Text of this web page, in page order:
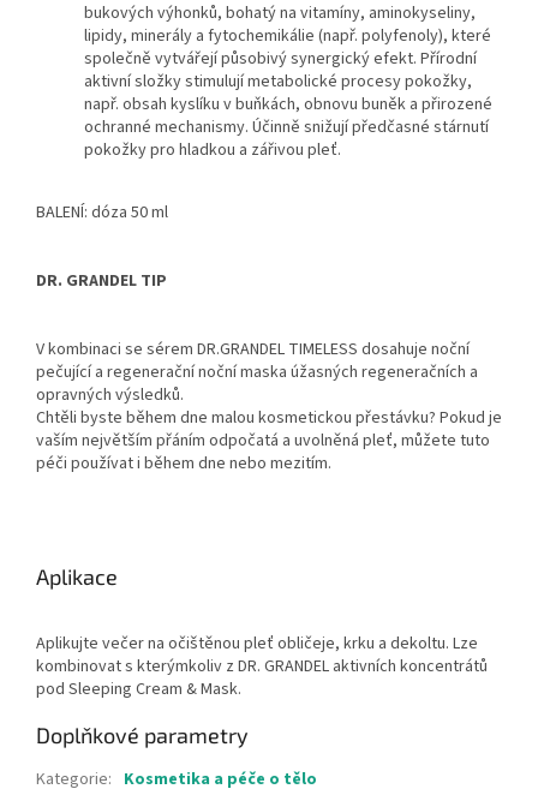
bukových výhonků, bohatý na vitamíny, aminokyseliny,
lipidy, minerály a fytochemikálie (např. polyfenoly), které
společně vytvářejí působivý synergický efekt. Přírodní
aktivní složky stimulují metabolické procesy pokožky,
např. obsah kyslíku v buňkách, obnovu buněk a přirozené
ochranné mechanismy. Účinně snižují předčasné stárnutí
pokožky pro hladkou a zářivou pleť.
BALENÍ: dóza 50 ml
DR. GRANDEL TIP
V kombinaci se sérem DR.GRANDEL TIMELESS dosahuje noční
pečující a regenerační noční maska úžasných regeneračních a
opravných výsledků.
Chtěli byste během dne malou kosmetickou přestávku? Pokud je
vaším největším přáním odpočatá a uvolněná pleť, můžete tuto
péči používat i během dne nebo mezitím.
Aplikace
Aplikujte večer na očištěnou pleť obličeje, krku a dekoltu. Lze
kombinovat s kterýmkoliv z DR. GRANDEL aktivních koncentrátů
pod Sleeping Cream & Mask.
Doplňkové parametry
Kategorie: Kosmetika a péče o tělo